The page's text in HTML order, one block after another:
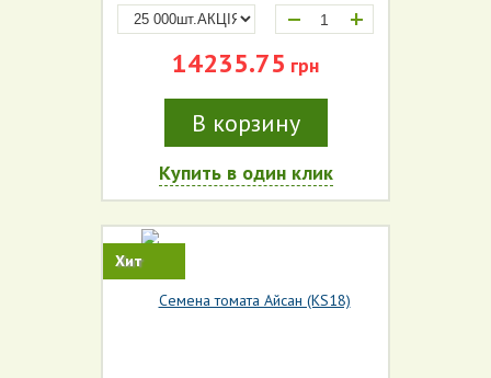
+
14235.75 грн
В корзину
Купить в один клик
Хит